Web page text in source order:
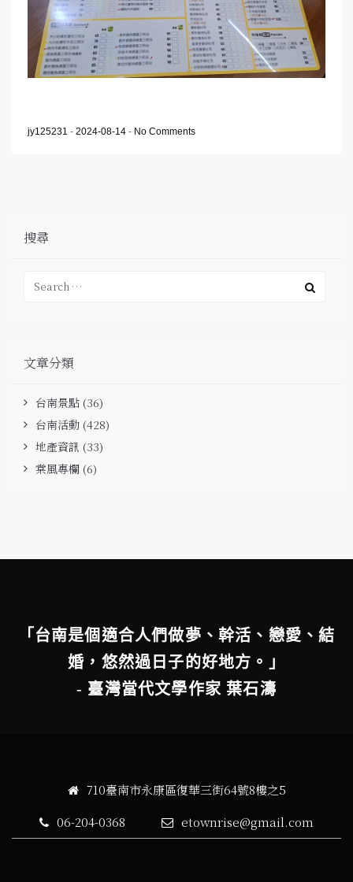
jy125231 - 2024-08-14 - No Comments
搜尋
文章分類
台南景點 (36)
台南活動 (428)
地產資訊 (33)
棠風專欄 (6)
「台南是個適合人們做夢、幹活、戀愛、結
婚，悠然過日子的好地方。」
- 臺灣當代文學作家 葉石濤
710臺南市永康區復華三街64號8樓之5
06-204-0368
etownrise@gmail.com